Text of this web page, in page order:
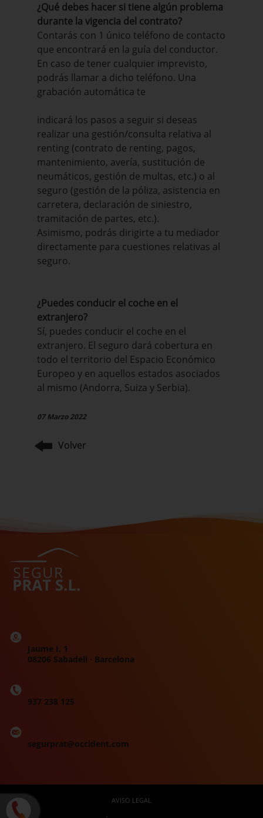
¿Qué debes hacer si tiene algún problema
durante la vigencia del contrato?
Contarás con 1 único teléfono de contacto
que encontrará en la guía del conductor.
En caso de tener cualquier imprevisto,
podrás llamar a dicho teléfono. Una
grabación automática te
indicará los pasos a seguir si deseas
realizar una gestión/consulta relativa al
renting (contrato de renting, pagos,
mantenimiento, avería, sustitución de
neumáticos, gestión de multas, etc.) o al
seguro (gestión de la póliza, asistencia en
carretera, declaración de siniestro,
tramitación de partes, etc.).
Asimismo, podrás dirigirte a tu mediador
directamente para cuestiones relativas al
seguro.
¿Puedes conducir el coche en el
extranjero?
Sí, puedes conducir el coche en el
extranjero. El seguro dará cobertura en
todo el territorio del Espacio Económico
Europeo y en aquellos estados asociados
al mismo (Andorra, Suiza y Serbia).
07 Marzo 2022
Volver
Jaume I, 1
08206 Sabadell · Barcelona
937 238 125
segurprat@occident.com
AVISO LEGAL